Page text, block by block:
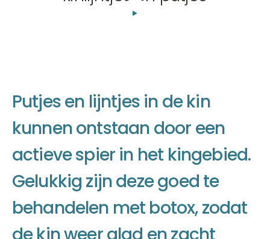
Putjesen lijntjes in dekin
kunnenontstaan door een
actievespier in het kingebied.
Gelukkig zijndezegoed te
behandelen met botox,zodat
dekinweerglad enzacht